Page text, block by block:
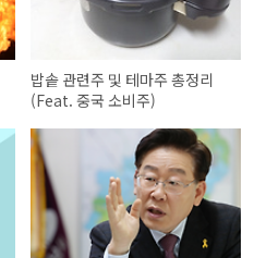
밥솥 관련주 및 테마주 총정리
(Feat. 중국 소비주)